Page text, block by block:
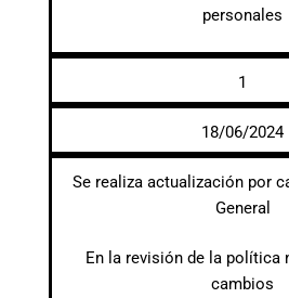
personales
1
18/06/2024
Se realiza actualización por
General
En la revisión de la política
cambios